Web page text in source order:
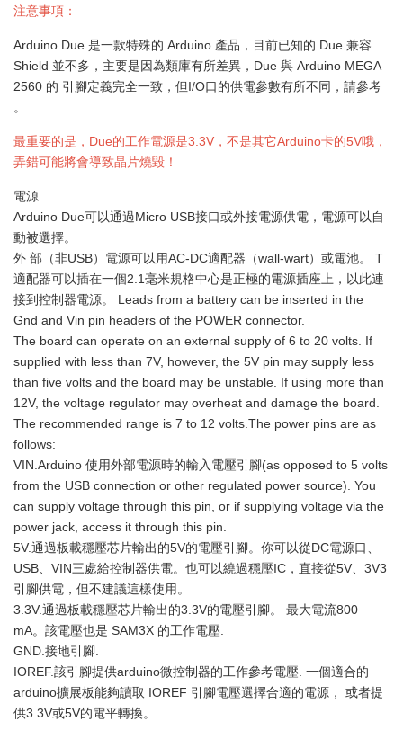
注意事項：
Arduino Due 是一款特殊的 Arduino 產品，目前已知的 Due 兼容
Shield 並不多，主要是因為類庫有所差異，Due 與 Arduino MEGA
2560 的 引腳定義完全一致，但I/O口的供電參數有所不同，請參考
。
最重要的是，Due的工作電源是3.3V，不是其它Arduino卡的5V哦，
弄錯可能將會導致晶片燒毀！
電源
Arduino Due可以通過Micro USB接口或外接電源供電，電源可以自
動被選擇。
外 部（非USB）電源可以用AC-DC適配器（wall-wart）或電池。 T
適配器可以插在一個2.1毫米規格中心是正極的電源插座上，以此連
接到控制器電源。 Leads from a battery can be inserted in the
Gnd and Vin pin headers of the POWER connector.
The board can operate on an external supply of 6 to 20 volts. If
supplied with less than 7V, however, the 5V pin may supply less
than five volts and the board may be unstable. If using more than
12V, the voltage regulator may overheat and damage the board.
The recommended range is 7 to 12 volts.The power pins are as
follows:
VIN.Arduino 使用外部電源時的輸入電壓引腳(as opposed to 5 volts
from the USB connection or other regulated power source). You
can supply voltage through this pin, or if supplying voltage via the
power jack, access it through this pin.
5V.通過板載穩壓芯片輸出的5V的電壓引腳。你可以從DC電源口、
USB、VIN三處給控制器供電。也可以繞過穩壓IC，直接從5V、3V3
引腳供電，但不建議這樣使用。
3.3V.通過板載穩壓芯片輸出的3.3V的電壓引腳。 最大電流800
mA。該電壓也是 SAM3X 的工作電壓.
GND.接地引腳.
IOREF.該引腳提供arduino微控制器的工作參考電壓. 一個適合的
arduino擴展板能夠讀取 IOREF 引腳電壓選擇合適的電源， 或者提
供3.3V或5V的電平轉換。